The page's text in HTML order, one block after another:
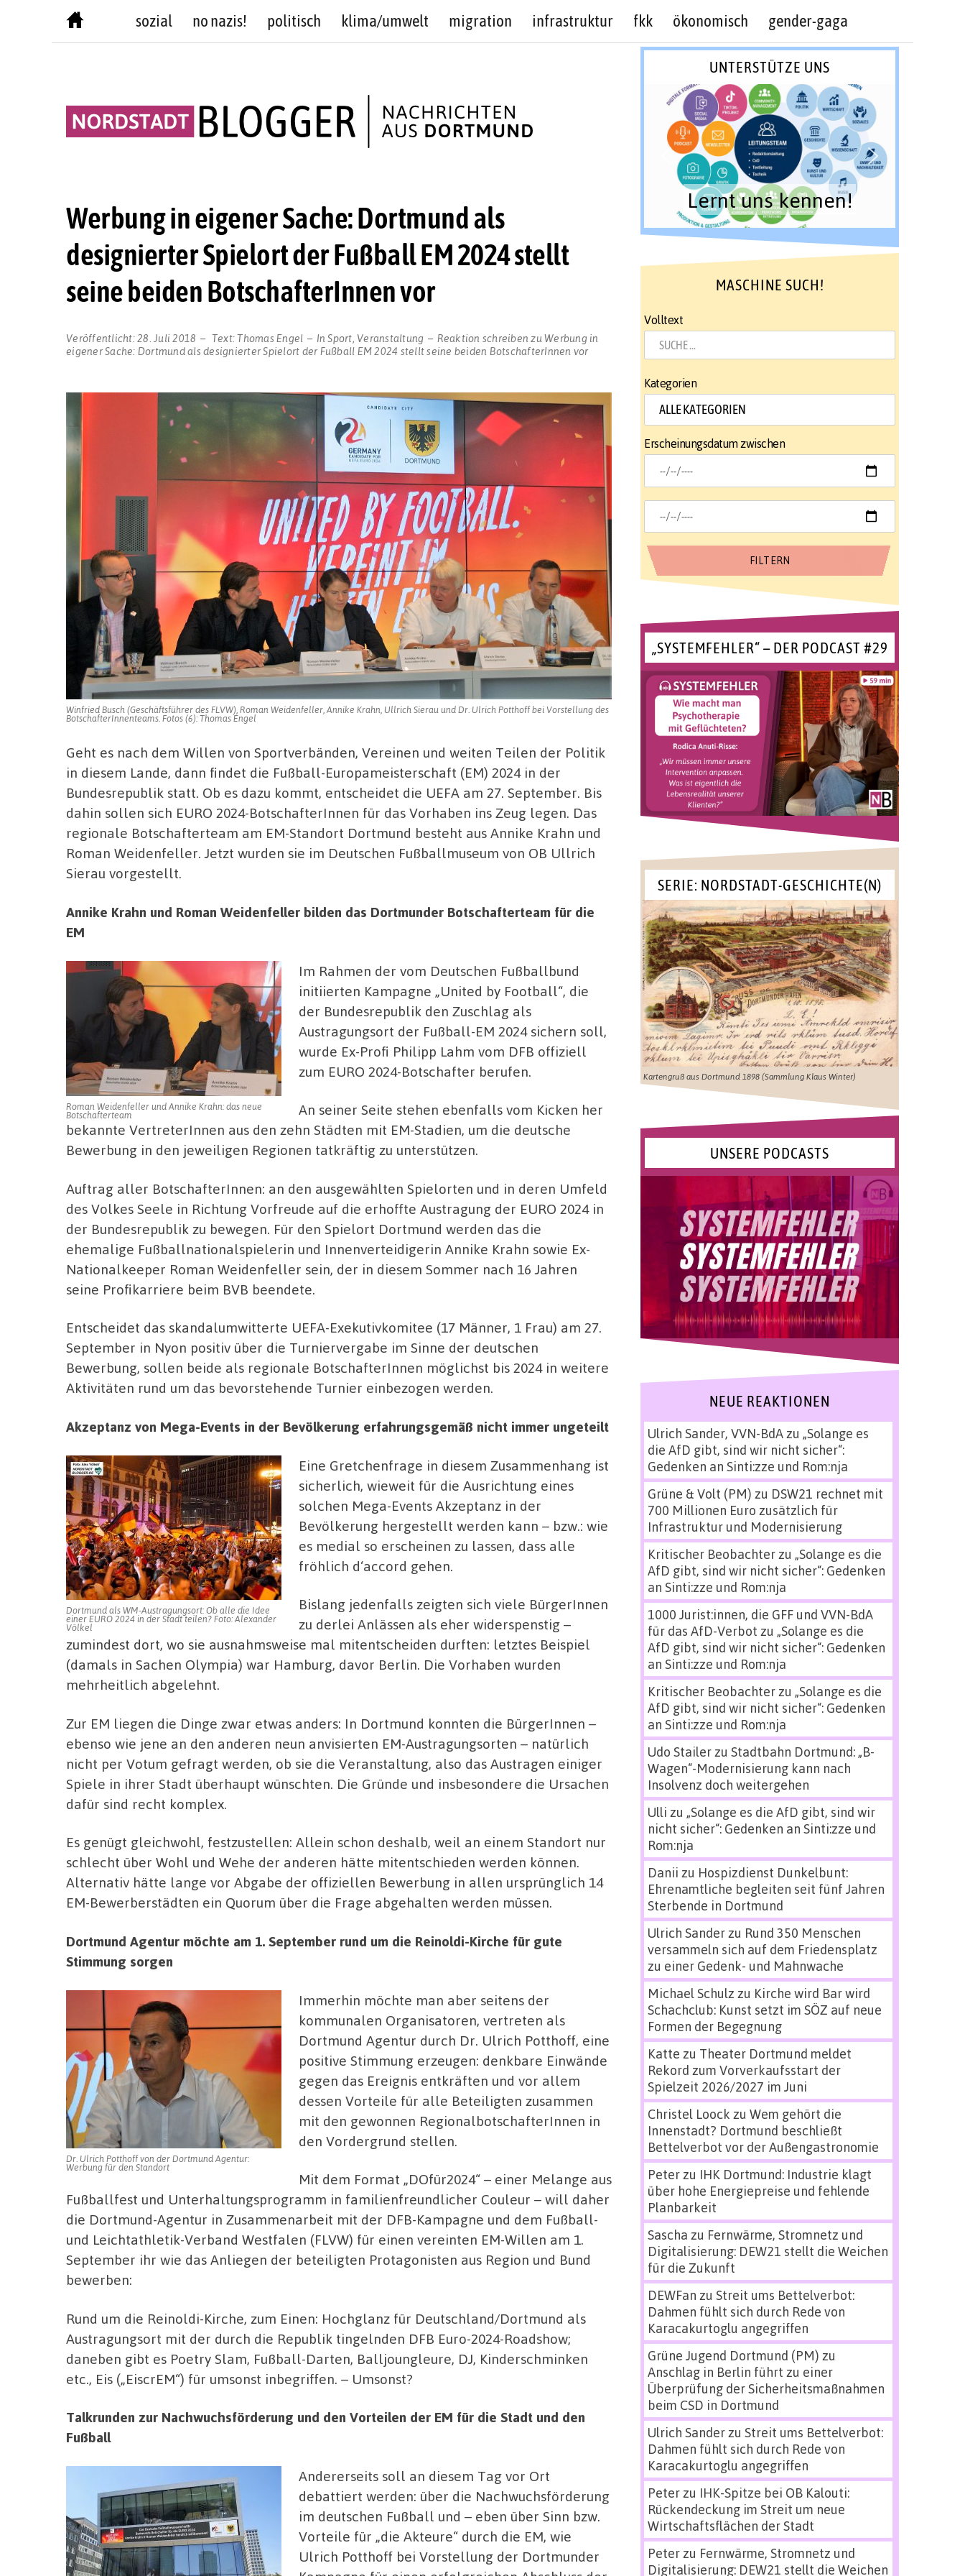
sozial no nazis! politisch klima/umwelt migration infrastruktur fkk ökonomisch gender-gaga
Werbung in eigener Sache: Dortmund als
designierter Spielort der Fußball EM 2024 stellt
seine beiden BotschafterInnen vor
Veröffentlicht: 28. Juli 2018 Text:Thomas Engel In Sport Veranstaltung Reaktion schreiben zu Werbung in
eigener Sache: Dortmund als designierter Spielort der Fußball EM 2024 stellt seine beiden BotschafterInnen vor
Winfried Busch (Geschäftsführer des FLVW), Roman Weidenfeller, Annike Krahn, Ullrich Sierau und Dr. Ulrich Potthoff bei Vorstellung des
BotschafterInnenteams. Fotos (6): Thomas Engel
Geht es nach dem Willen von Sportverbänden, Vereinen und weiten Teilen der Politik
in diesem Lande, dann findet die Fußball-Europameisterschaft (EM) 2024 in der
Bundesrepublik statt. Ob es dazu kommt, entscheidet die UEFA am 27. September. Bis
dahin sollen sich EURO 2024-BotschafterInnen für das Vorhaben ins Zeug legen. Das
regionale Botschafterteam am EM-Standort Dortmund besteht aus Annike Krahn und
Roman Weidenfeller. Jetzt wurden sie im Deutschen Fußballmuseum von OB Ullrich
Sierau vorgestellt.
Annike Krahn und Roman Weidenfeller bilden das Dortmunder Botschafterteam für die
EM
Roman Weidenfeller und Annike Krahn: das neue
Botschafterteam
Im Rahmen der vom Deutschen Fußballbund
initiierten Kampagne „United by Football“, die
der Bundesrepublik den Zuschlag als
Austragungsort der Fußball-EM 2024 sichern soll,
wurde Ex-Profi Philipp Lahm vom DFB offiziell
zum EURO 2024-Botschafter berufen.
An seiner Seite stehen ebenfalls vom Kicken her
bekannte VertreterInnen aus den zehn Städten mit EM-Stadien, um die deutsche
Bewerbung in den jeweiligen Regionen tatkräftig zu unterstützen.
Auftrag aller BotschafterInnen: an den ausgewählten Spielorten und in deren Umfeld
des Volkes Seele in Richtung Vorfreude auf die erhoffte Austragung der EURO 2024 in
der Bundesrepublik zu bewegen. Für den Spielort Dortmund werden das die
ehemalige Fußballnationalspielerin und Innenverteidigerin Annike Krahn sowie Ex-
Nationalkeeper Roman Weidenfeller sein, der in diesem Sommer nach 16 Jahren
seine Profikarriere beim BVB beendete.
Entscheidet das skandalumwitterte UEFA-Exekutivkomitee (17 Männer, 1 Frau) am 27.
September in Nyon positiv über die Turniervergabe im Sinne der deutschen
Bewerbung, sollen beide als regionale BotschafterInnen möglichst bis 2024 in weitere
Aktivitäten rund um das bevorstehende Turnier einbezogen werden.
Akzeptanz von Mega-Events in der Bevölkerung erfahrungsgemäß nicht immer ungeteilt
Dortmund als WM-Austragungsort: Ob alle die Idee
einer EURO 2024 in der Stadt teilen? Foto: Alexander
Völkel
Eine Gretchenfrage in diesem Zusammenhang ist
sicherlich, wieweit für die Ausrichtung eines
solchen Mega-Events Akzeptanz in der
Bevölkerung hergestellt werden kann – bzw.: wie
es medial so erscheinen zu lassen, dass alle
fröhlich d‘accord gehen.
Bislang jedenfalls zeigten sich viele BürgerInnen
zu derlei Anlässen als eher widerspenstig –
zumindest dort, wo sie ausnahmsweise mal mitentscheiden durften: letztes Beispiel
(damals in Sachen Olympia) war Hamburg, davor Berlin. Die Vorhaben wurden
mehrheitlich abgelehnt.
Zur EM liegen die Dinge zwar etwas anders: In Dortmund konnten die BürgerInnen –
ebenso wie jene an den anderen neun anvisierten EM-Austragungsorten – natürlich
nicht per Votum gefragt werden, ob sie die Veranstaltung, also das Austragen einiger
Spiele in ihrer Stadt überhaupt wünschten. Die Gründe und insbesondere die Ursachen
dafür sind recht komplex.
Es genügt gleichwohl, festzustellen: Allein schon deshalb, weil an einem Standort nur
schlecht über Wohl und Wehe der anderen hätte mitentschieden werden können.
Alternativ hätte lange vor Abgabe der offiziellen Bewerbung in allen ursprünglich 14
EM-Bewerberstädten ein Quorum über die Frage abgehalten werden müssen.
Dortmund Agentur möchte am 1. September rund um die Reinoldi-Kirche für gute
Stimmung sorgen
Dr. Ulrich Potthoff von der Dortmund Agentur:
Werbung für den Standort
Immerhin möchte man aber seitens der
kommunalen Organisatoren, vertreten als
Dortmund Agentur durch Dr. Ulrich Potthoff, eine
positive Stimmung erzeugen: denkbare Einwände
gegen das Ereignis entkräften und vor allem
dessen Vorteile für alle Beteiligten zusammen
mit den gewonnen RegionalbotschafterInnen in
den Vordergrund stellen.
Mit dem Format „DOfür2024“ – einer Melange aus
Fußballfest und Unterhaltungsprogramm in familienfreundlicher Couleur – will daher
die Dortmund-Agentur in Zusammenarbeit mit der DFB-Kampagne und dem Fußball-
und Leichtathletik-Verband Westfalen (FLVW) für einen vereinten EM-Willen am 1.
September ihr wie das Anliegen der beteiligten Protagonisten aus Region und Bund
bewerben:
Rund um die Reinoldi-Kirche, zum Einen: Hochglanz für Deutschland/Dortmund als
Austragungsort mit der durch die Republik tingelnden DFB Euro-2024-Roadshow;
daneben gibt es Poetry Slam, Fußball-Darten, Balljoungleure, DJ, Kinderschminken
etc., Eis („EiscrEM“) für umsonst inbegriffen. – Umsonst?
Talkrunden zur Nachwuchsförderung und den Vorteilen der EM für die Stadt und den
Fußball
Andererseits soll an diesem Tag vor Ort
debattiert werden: über die Nachwuchsförderung
im deutschen Fußball und – eben über Sinn bzw.
Vorteile für „die Akteure“ durch die EM, wie
Ulrich Potthoff bei Vorstellung der Dortmunder
UNTERSTÜTZE UNS
Lernt uns kennen!
MASCHINE SUCH!
Volltext
Kategorien
Erscheinungsdatum zwischen
„SYSTEMFEHLER“ – DER PODCAST #29
SERIE: NORDSTADT-GESCHICHTE(N)
Kartengruß aus Dortmund 1898 (Sammlung Klaus Winter)
UNSERE PODCASTS
NEUE REAKTIONEN
Ulrich Sander, VVN-BdAzu „Solange es
die AfD gibt, sind wir nicht sicher“:
Gedenken an Sinti:zze und Rom:nja
Grüne & Volt (PM) zu DSW21 rechnet mit
700 Millionen Euro zusätzlich für
Infrastruktur und Modernisierung
Kritischer Beobachterzu „Solange es die
AfD gibt, sind wir nicht sicher“: Gedenken
an Sinti:zze und Rom:nja
1000 Jurist:innen, die GFF und VVN-BdA
für das AfD-Verbot zu „Solange es die
AfD gibt, sind wir nicht sicher“: Gedenken
an Sinti:zze und Rom:nja
Kritischer Beobachterzu „Solange es die
AfD gibt, sind wir nicht sicher“: Gedenken
an Sinti:zze und Rom:nja
Udo Stailerzu Stadtbahn Dortmund: „B-
Wagen“-Modernisierung kann nach
Insolvenz doch weitergehen
Ulli zu „Solange es die AfD gibt, sind wir
nicht sicher“: Gedenken an Sinti:zze und
Rom:nja
Danii zu Hospizdienst Dunkelbunt:
Ehrenamtliche begleiten seit fünf Jahren
Sterbende in Dortmund
Ulrich Sanderzu Rund 350 Menschen
versammeln sich auf dem Friedensplatz
zu einer Gedenk- und Mahnwache
Michael Schulz zu Kirche wird Bar wird
Schachclub: Kunst setzt im SÖZ auf neue
Formen der Begegnung
Katte zu Theater Dortmund meldet
Rekord zum Vorverkaufsstart der
Spielzeit 2026/2027 im Juni
Christel Loock zu Wem gehört die
Innenstadt? Dortmund beschließt
Bettelverbot vor der Außengastronomie
Peterzu IHK Dortmund: Industrie klagt
über hohe Energiepreise und fehlende
Planbarkeit
Sascha zu Fernwärme, Stromnetz und
Digitalisierung: DEW21 stellt die Weichen
für die Zukunft
DEWFan zu Streit ums Bettelverbot:
Dahmen fühlt sich durch Rede von
Karacakurtoglu angegriffen
Grüne Jugend Dortmund (PM) zu
Anschlag in Berlin führt zu einer
Überprüfung der Sicherheitsmaßnahmen
beim CSD in Dortmund
Ulrich Sanderzu Streit ums Bettelverbot:
Dahmen fühlt sich durch Rede von
Karacakurtoglu angegriffen
Peterzu IHK-Spitze bei OB Kalouti:
Rückendeckung im Streit um neue
Wirtschaftsflächen der Stadt
Peterzu Fernwärme, Stromnetz und
Digitalisierung: DEW21 stellt die Weichen